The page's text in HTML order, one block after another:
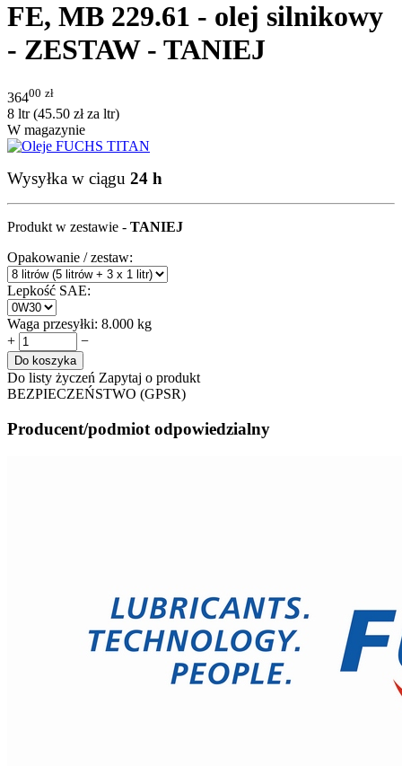
FE, MB 229.61 - olej silnikowy
- ZESTAW - TANIEJ
36400 zł
8 ltr (45.50 złza ltr)
W magazynie
Wysyłka w ciągu 24 h
Produkt w zestawie - TANIEJ
Opakowanie / zestaw:
Lepkość SAE:
Waga przesyłki: 8.000 kg
+
−
Do koszyka
Do listy życzeń Zapytaj o produkt
BEZPIECZEŃSTWO (GPSR)
Producent/podmiot odpowiedzialny